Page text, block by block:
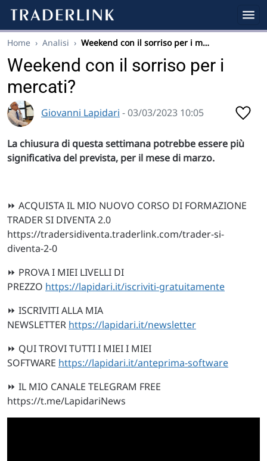
Home › Analisi › Weekend con il sorriso per i m…
Weekend con il sorriso per i
mercati?
Giovanni Lapidari - 03/03/2023 10:05
La chiusura di questa settimana potrebbe essere più
significativa del prevista, per il mese di marzo.
⏩ ACQUISTA IL MIO NUOVO CORSO DI FORMAZIONE
TRADER SI DIVENTA 2.0
https://tradersidiventa.traderlink.com/trader-si-
diventa-2-0
⏩ PROVA I MIEI LIVELLI DI
PREZZO https://lapidari.it/iscriviti-gratuitamente
⏩ ISCRIVITI ALLA MIA
NEWSLETTER https://lapidari.it/newsletter
⏩ QUI TROVI TUTTI I MIEI I MIEI
SOFTWARE https://lapidari.it/anteprima-software
⏩ IL MIO CANALE TELEGRAM FREE
https://t.me/LapidariNews